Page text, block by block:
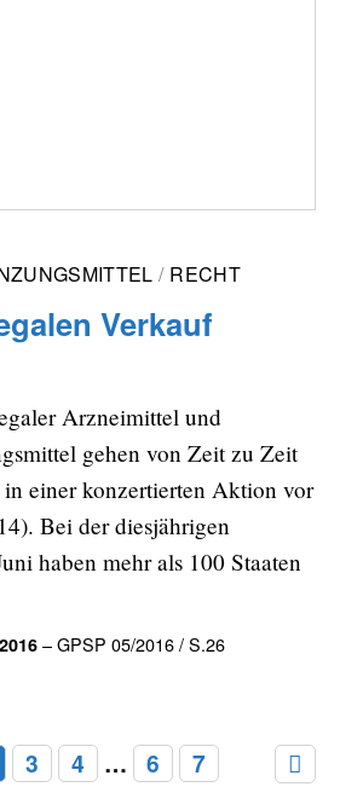
RECHT
Verkauf
Arzneimittel und
gehen von Zeit zu Zeit
einer konzertierten Aktion vor
Bei der diesjährigen
haben mehr als 100 Staaten
– GPSP 05/2016 / S.26
3 4 … 6 7